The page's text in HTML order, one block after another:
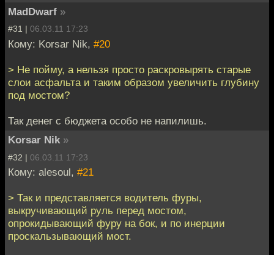
MadDwarf »
#31 | 06.03.11 17:23
Кому: Korsar Nik, #20
> Не пойму, а нельзя просто раскровырять старые
слои асфальта и таким образом увеличить глубину
под мостом?
Так денег с бюджета особо не напилишь.
Korsar Nik »
#32 | 06.03.11 17:23
Кому: alesoul, #21
> Так и представляется водитель фуры,
выкручивающий руль перед мостом,
опрокидывающий фуру на бок, и по инерции
проскальзывающий мост.